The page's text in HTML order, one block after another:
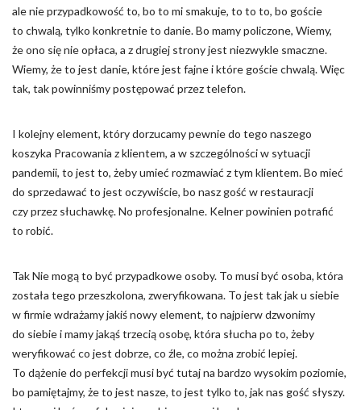
ale nie przypadkowość to, bo to mi smakuje, to to to, bo goście
to chwalą, tylko konkretnie to danie. Bo mamy policzone, Wiemy,
że ono się nie opłaca, a z drugiej strony jest niezwykle smaczne.
Wiemy, że to jest danie, które jest fajne i które goście chwalą. Więc
tak, tak powinniśmy postępować przez telefon.
I kolejny element, który dorzucamy pewnie do tego naszego
koszyka Pracowania z klientem, a w szczególności w sytuacji
pandemii, to jest to, żeby umieć rozmawiać z tym klientem. Bo mieć
do sprzedawać to jest oczywiście, bo nasz gość w restauracji
czy przez słuchawkę. No profesjonalne. Kelner powinien potrafić
to robić.
Tak Nie mogą to być przypadkowe osoby. To musi być osoba, która
została tego przeszkolona, zweryfikowana. To jest tak jak u siebie
w firmie wdrażamy jakiś nowy element, to najpierw dzwonimy
do siebie i mamy jakąś trzecią osobę, która słucha po to, żeby
weryfikować co jest dobrze, co źle, co można zrobić lepiej.
To dążenie do perfekcji musi być tutaj na bardzo wysokim poziomie,
bo pamiętajmy, że to jest nasze, to jest tylko to, jak nas gość słyszy.